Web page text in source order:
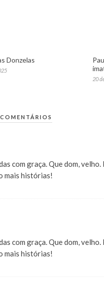
Donzelas
20
com graça. Que dom,
mais histórias!
com graça. Que dom,
mais histórias!